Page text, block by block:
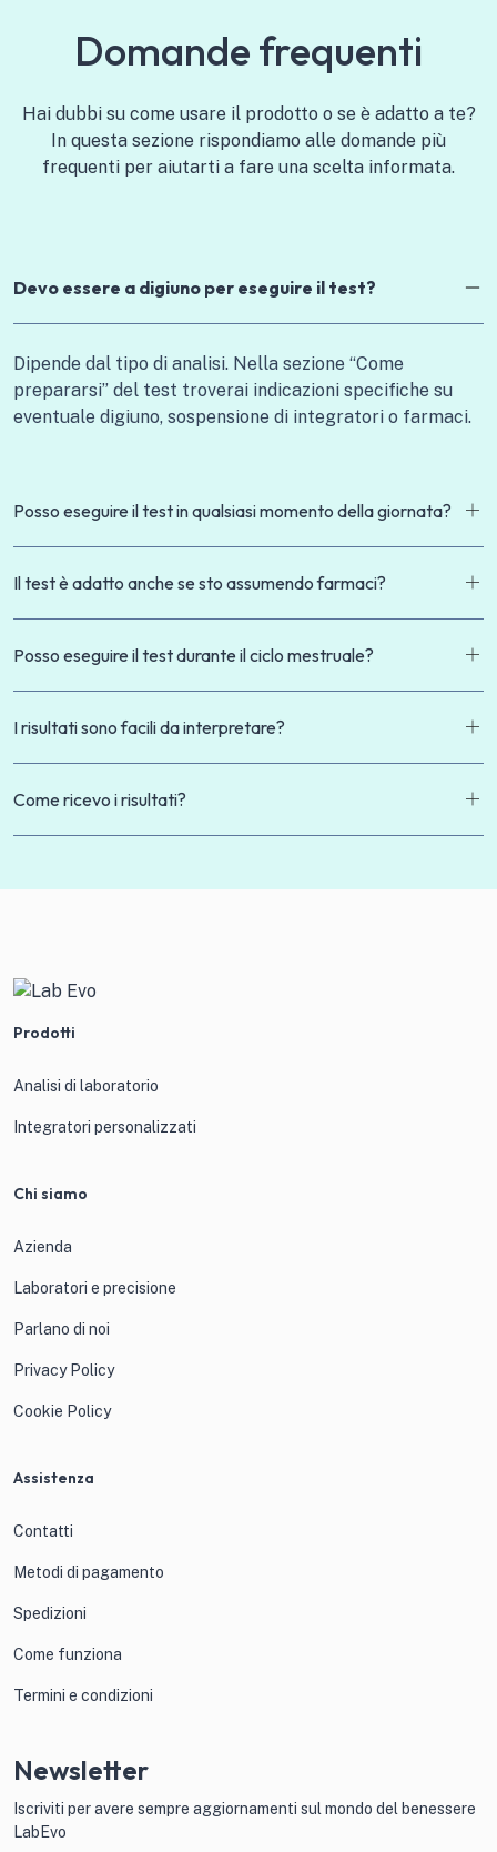
Domande frequenti
Hai dubbi su come usare il prodotto o se è adatto a te?
In questa sezione rispondiamo alle domande più
frequenti per aiutarti a fare una scelta informata.
Devo essere a digiuno per eseguire il test?
Dipende dal tipo di analisi. Nella sezione “Come
prepararsi” del test troverai indicazioni specifiche su
eventuale digiuno, sospensione di integratori o farmaci.
Posso eseguire il test in qualsiasi momento della giornata?
Il test è adatto anche se sto assumendo farmaci?
Posso eseguire il test durante il ciclo mestruale?
I risultati sono facili da interpretare?
Come ricevo i risultati?
Prodotti
Analisi di laboratorio
Integratori personalizzati
Chi siamo
Azienda
Laboratori e precisione
Parlano di noi
Privacy Policy
Cookie Policy
Assistenza
Contatti
Metodi di pagamento
Spedizioni
Come funziona
Termini e condizioni
Newsletter
Iscriviti per avere sempre aggiornamenti sul mondo del benessere
LabEvo